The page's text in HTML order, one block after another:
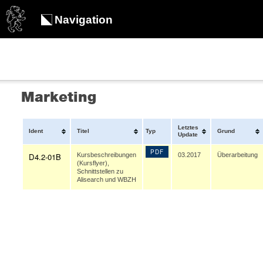
Navigation
Marketing
Ident Titel Typ
Letztes
Update
Grund
D4.2-01B
Kursbeschreibungen
(Kursflyer),
Schnittstellen zu
Alisearch und WBZH
PDF 03.2017 Überarbeitung